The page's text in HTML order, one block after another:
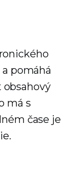
pomáhá
obsahový
má s
čase je